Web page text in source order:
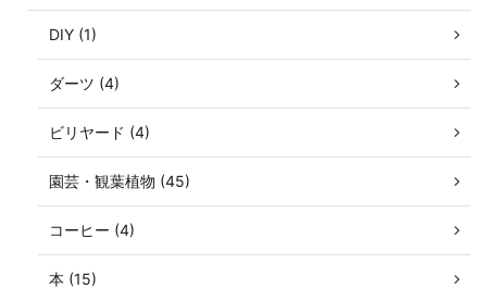
DIY (1)
ダーツ (4)
ビリヤード (4)
園芸・観葉植物 (45)
コーヒー (4)
本 (15)